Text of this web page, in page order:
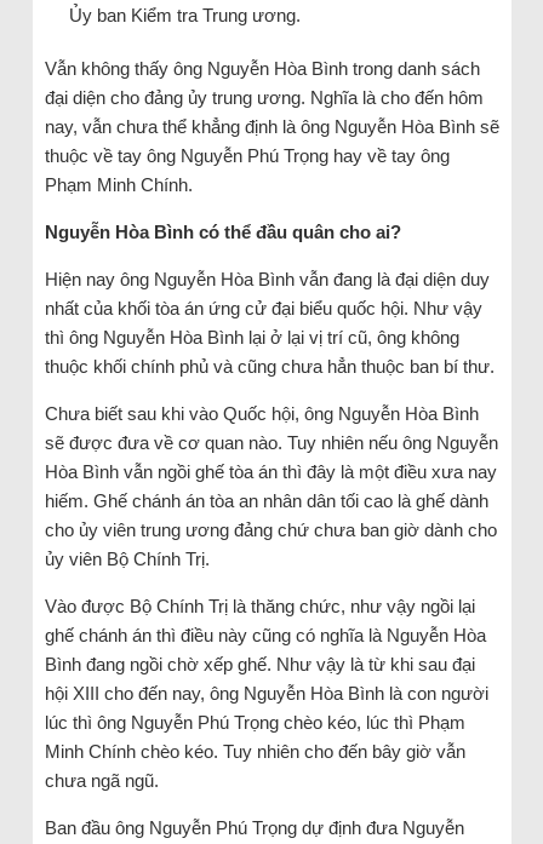
Ủy ban Kiểm tra Trung ương.
Vẫn không thấy ông Nguyễn Hòa Bình trong danh sách
đại diện cho đảng ủy trung ương. Nghĩa là cho đến hôm
nay, vẫn chưa thể khẳng định là ông Nguyễn Hòa Bình sẽ
thuộc về tay ông Nguyễn Phú Trọng hay về tay ông
Phạm Minh Chính.
Nguyễn Hòa Bình có thể đầu quân cho ai?
Hiện nay ông Nguyễn Hòa Bình vẫn đang là đại diện duy
nhất của khối tòa án ứng cử đại biểu quốc hội. Như vậy
thì ông Nguyễn Hòa Bình lại ở lại vị trí cũ, ông không
thuộc khối chính phủ và cũng chưa hẳn thuộc ban bí thư.
Chưa biết sau khi vào Quốc hội, ông Nguyễn Hòa Bình
sẽ được đưa về cơ quan nào. Tuy nhiên nếu ông Nguyễn
Hòa Bình vẫn ngồi ghế tòa án thì đây là một điều xưa nay
hiếm. Ghế chánh án tòa an nhân dân tối cao là ghế dành
cho ủy viên trung ương đảng chứ chưa ban giờ dành cho
ủy viên Bộ Chính Trị.
Vào được Bộ Chính Trị là thăng chức, như vậy ngồi lại
ghế chánh án thì điều này cũng có nghĩa là Nguyễn Hòa
Bình đang ngồi chờ xếp ghế. Như vậy là từ khi sau đại
hội XIII cho đến nay, ông Nguyễn Hòa Bình là con người
lúc thì ông Nguyễn Phú Trọng chèo kéo, lúc thì Phạm
Minh Chính chèo kéo. Tuy nhiên cho đến bây giờ vẫn
chưa ngã ngũ.
Ban đầu ông Nguyễn Phú Trọng dự định đưa Nguyễn